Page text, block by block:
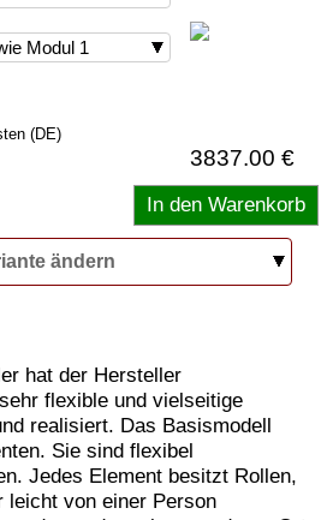
(DE)
3837.00 €
ändern
hat der Hersteller
flexible und vielseitige
realisiert. Das Basismodell
Sie sind flexibel
Jedes Element besitzt Rollen,
leicht von einer Person